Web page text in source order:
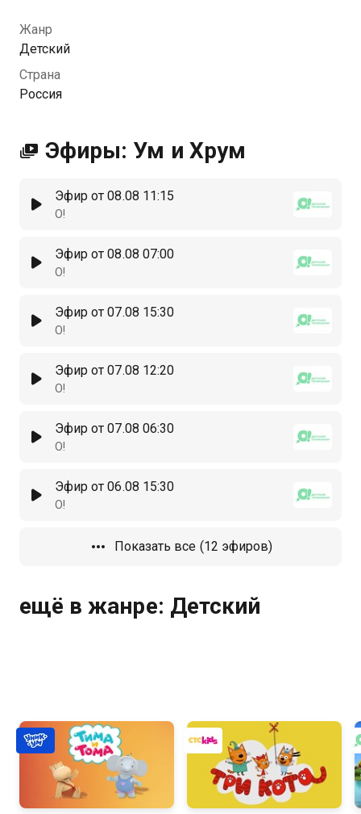
Жанр
Детский
Страна
Россия
Эфиры: Ум и Хрум
Эфир от 08.08 11:15
О!
Эфир от 08.08 07:00
О!
Эфир от 07.08 15:30
О!
Эфир от 07.08 12:20
О!
Эфир от 07.08 06:30
О!
Эфир от 06.08 15:30
О!
Показать все (12 эфиров)
ещё в жанре: Детский